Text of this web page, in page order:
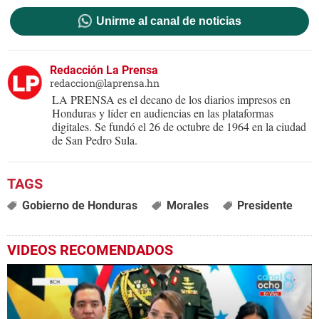
Unirme al canal de noticias
Redacción La Prensa
redaccion@laprensa.hn
LA PRENSA es el decano de los diarios impresos en
Honduras y líder en audiencias en las plataformas
digitales. Se fundó el 26 de octubre de 1964 en la ciudad
de San Pedro Sula.
Gobierno de Honduras Morales Presidente
VIDEOS RECOMENDADOS